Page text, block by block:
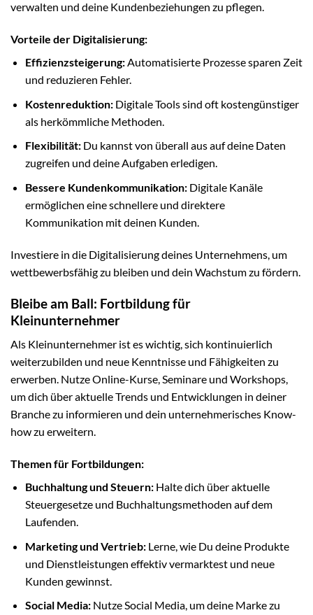
verwalten und deine Kundenbeziehungen zu pflegen.
Vorteile der Digitalisierung:
Effizienzsteigerung:Automatisierte Prozesse sparen Zeit
und reduzieren Fehler.
Kostenreduktion:Digitale Tools sind oft kostengünstiger
als herkömmliche Methoden.
Flexibilität:Du kannst von überall aus auf deine Daten
zugreifen und deine Aufgaben erledigen.
Bessere Kundenkommunikation:Digitale Kanäle
ermöglichen eine schnellere und direktere
Kommunikation mit deinen Kunden.
Investiere in die Digitalisierung deines Unternehmens, um
wettbewerbsfähig zu bleiben und dein Wachstum zu fördern.
Bleibe am Ball: Fortbildung für
Kleinunternehmer
Als Kleinunternehmer ist es wichtig, sich kontinuierlich
weiterzubilden und neue Kenntnisse und Fähigkeiten zu
erwerben. Nutze Online-Kurse, Seminare und Workshops,
um dich über aktuelle Trends und Entwicklungen in deiner
Branche zu informieren und dein unternehmerisches Know-
how zu erweitern.
Themen für Fortbildungen:
Buchhaltung und Steuern:Halte dich über aktuelle
Steuergesetze und Buchhaltungsmethoden auf dem
Laufenden.
Marketing und Vertrieb:Lerne, wie Du deine Produkte
und Dienstleistungen effektiv vermarktest und neue
Kunden gewinnst.
Social Media:Nutze Social Media, um deine Marke zu